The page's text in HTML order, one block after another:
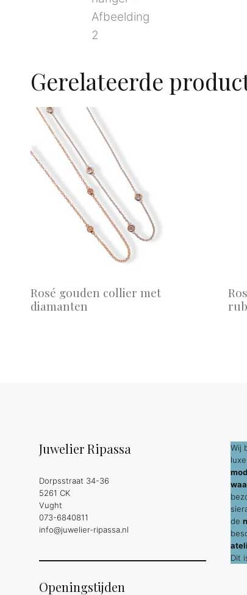
Gerelateerde
Rosé gouden collier met
diamanten
Juwelier Ripassa
Dorpsstraat 34-36
5261 CK
Vught
073-6840811
info@juwelier-ripassa.nl
Openingstijden
Wij
luxe
de
Dit